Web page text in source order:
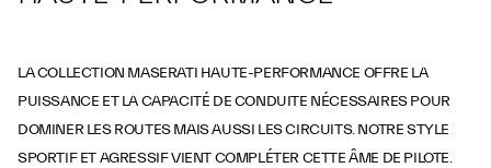
LA COLLECTION MASERATI HAUTE-PERFORMANCE OFFRE LA
PUISSANCE ET LA CAPACITÉ DE CONDUITE NÉCESSAIRES POUR
DOMINER LES ROUTES MAIS AUSSI LES CIRCUITS. NOTRE STYLE
SPORTIF ET AGRESSIF VIENT COMPLÉTER CETTE ÂME DE PILOTE.